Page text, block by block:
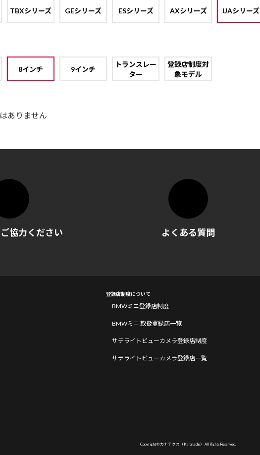
TBXシリーズ GEシリーズ ESシリーズ AXシリーズ UAシリーズ
8インチ 9インチ
トランスレー
ター
登録店制度対
象モデル
ありません
協力ください よくある質問
登録店制度について
BMWミニ登録店制度
BMWミニ 取扱登録店一覧
サテライトビューカメラ登録店制度
サテライトビューカメラ登録店一覧
Copyright © カナテクス（Kanatechs） All Rights Reserved.